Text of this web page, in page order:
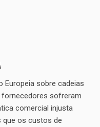
Europeia sobre cadeias
fornecedores sofreram
comercial injusta
que os custos de